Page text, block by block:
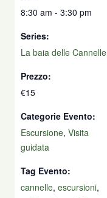
8:30 am - 3:30 pm
Series:
La baia delle Cannelle
Prezzo:
€15
Categorie Evento:
Escursione, Visita
guidata
Tag Evento:
cannelle, escursioni,